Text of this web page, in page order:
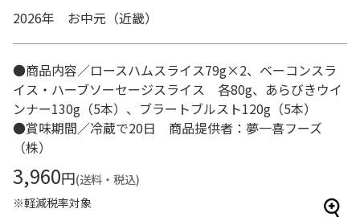
2026年 お中元（近畿）
●商品内容／ロースハムスライス79g×2、ベーコンスラ
イス・ハーブソーセージスライス 各80g、あらびきウイ
ンナー130g（5本）、ブラートブルスト120g（5本）
●賞味期間／冷蔵で20日 商品提供者：夢一喜フーズ
（株）
3,960円(送料・税込)
※軽減税率対象